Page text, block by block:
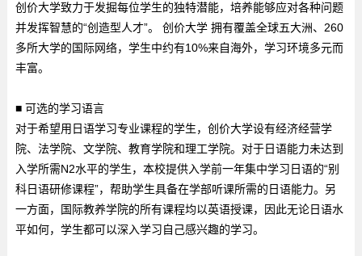
创价大学致力于发掘每位学生的独特潜能，培养能够应对各种问题
并发挥智慧的“创造型人才”。 创价大学 拥有覆盖全球五大洲、260
多所大学的国际网络，学生中约有10%来自海外，学习环境多元而
丰富。
■ 可选的学习语言
对于希望用日语学习专业课程的学生，创价大学设有经济经营学
院、法学院、文学院、教育学院和理工学院。对于日语能力未达到
入学所需N2水平的学生，本校提供入学前一年集中学习日语的“别
科日语研修课程”，帮助学生具备在学部听课所需的日语能力。另
一方面，国际教养学院的所有课程均以英语授课，因此无论日语水
平如何，学生都可以深入学习自己感兴趣的学习。